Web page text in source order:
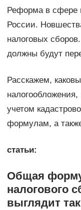
Реформа в сфере
России.
налоговых
должны будут
Расскажем,
налогообложения,
учетом
формулам, а
статьи:
Общая
налогового
выглядит